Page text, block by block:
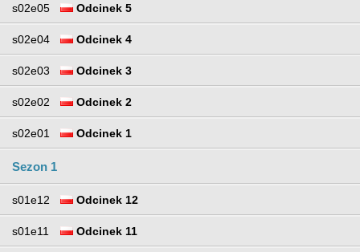
s02e05 Odcinek 5
s02e04 Odcinek 4
s02e03 Odcinek 3
s02e02 Odcinek 2
s02e01 Odcinek 1
Sezon 1
s01e12 Odcinek 12
s01e11 Odcinek 11